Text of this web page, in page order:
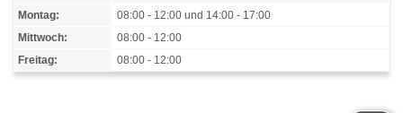
Montag: 08:00 - 12:00 und 14:00 - 17:00
Mittwoch: 08:00 - 12:00
Freitag: 08:00 - 12:00